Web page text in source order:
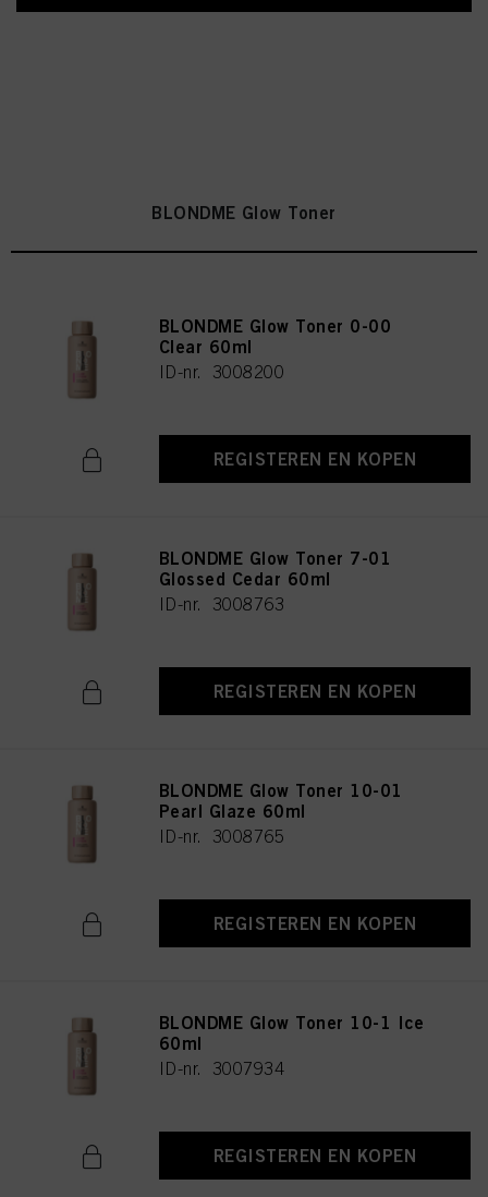
BLONDME Glow Toner
BLONDME Glow Toner 0-00
Clear 60ml
ID-nr. 3008200
REGISTEREN EN KOPEN
BLONDME Glow Toner 7-01
Glossed Cedar 60ml
ID-nr. 3008763
REGISTEREN EN KOPEN
BLONDME Glow Toner 10-01
Pearl Glaze 60ml
ID-nr. 3008765
REGISTEREN EN KOPEN
BLONDME Glow Toner 10-1 Ice
60ml
ID-nr. 3007934
REGISTEREN EN KOPEN